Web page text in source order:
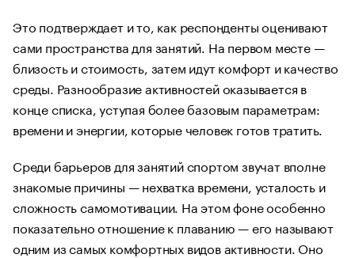
Это подтверждает и то, как респонденты оценивают
сами пространства для занятий. На первом месте —
близость и стоимость, затем идут комфорт и качество
среды. Разнообразие активностей оказывается в
конце списка, уступая более базовым параметрам:
времени и энергии, которые человек готов тратить.
Среди барьеров для занятий спортом звучат вполне
знакомые причины — нехватка времени, усталость и
сложность самомотивации. На этом фоне особенно
показательно отношение к плаванию — его называют
одним из самых комфортных видов активности. Оно